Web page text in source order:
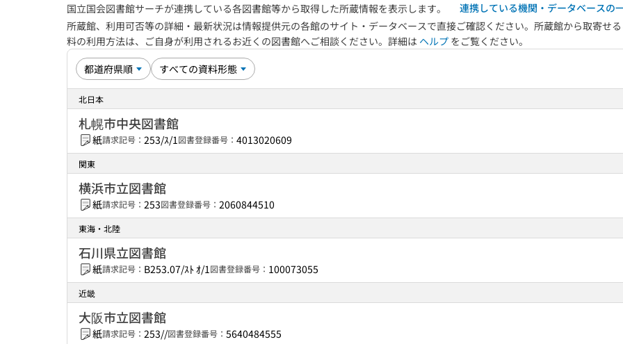
国立国会図書館サーチが連携している各図書館等から取得した所蔵情報を表示します。
連携している機関・データベースの
所蔵館、利用可否等の詳細・最新状況は情報提供元の各館のサイト・データベースで直接ご確認ください。所蔵館から取寄せ
料の利用方法は、ご自身が利用されるお近くの図書館へご相談ください。詳細は ヘルプ をご覧ください。
北日本
札幌市中央図書館
紙請求記号： 253/ｽ/1図書登録番号： 4013020609
関東
横浜市立図書館
紙請求記号： 253図書登録番号： 2060844510
東海・北陸
石川県立図書館
紙請求記号： B253.07/ｽﾄ ｵ/1図書登録番号： 100073055
近畿
大阪市立図書館
紙請求記号： 253//図書登録番号： 5640484555